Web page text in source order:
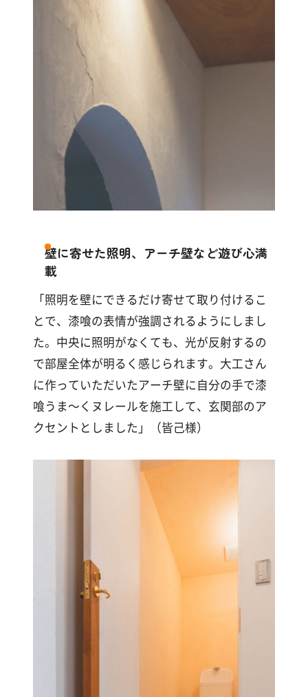
壁に寄せた照明、アーチ壁など遊び心満
載
「照明を壁にできるだけ寄せて取り付けるこ
とで、漆喰の表情が強調されるようにしまし
た。中央に照明がなくても、光が反射するの
で部屋全体が明るく感じられます。大工さん
に作っていただいたアーチ壁に自分の手で漆
喰うま～くヌレールを施工して、玄関部のア
クセントとしました」（皆己様）